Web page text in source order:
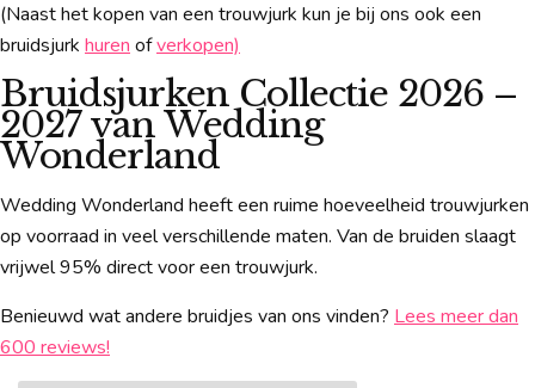
(Naast het kopen van een trouwjurk kun je bij ons ook een
bruidsjurk huren ofverkopen)
Bruidsjurken Collectie 2026 –
2027 van Wedding
Wonderland
Wedding Wonderland heeft een ruime hoeveelheid trouwjurken
op voorraad in veel verschillende maten. Van de bruiden slaagt
vrijwel 95% direct voor een trouwjurk.
Benieuwd wat andere bruidjes van ons vinden? Lees meer dan
600 reviews!